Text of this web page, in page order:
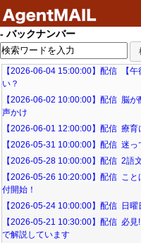
- バックナンバー
【2026-06-04 15:00:00】配信 【
い？
【2026-06-02 10:00:00】配信 脳
声かけ
【2026-06-01 12:00:00】配信 療
【2026-05-31 10:00:00】配信 迷
【2026-05-28 10:00:00】配信 2語
【2026-05-26 10:20:00】配信 こ
付開始！
【2026-05-24 10:00:00】配信 日
【2026-05-21 10:30:00】配信 必
で解説しています